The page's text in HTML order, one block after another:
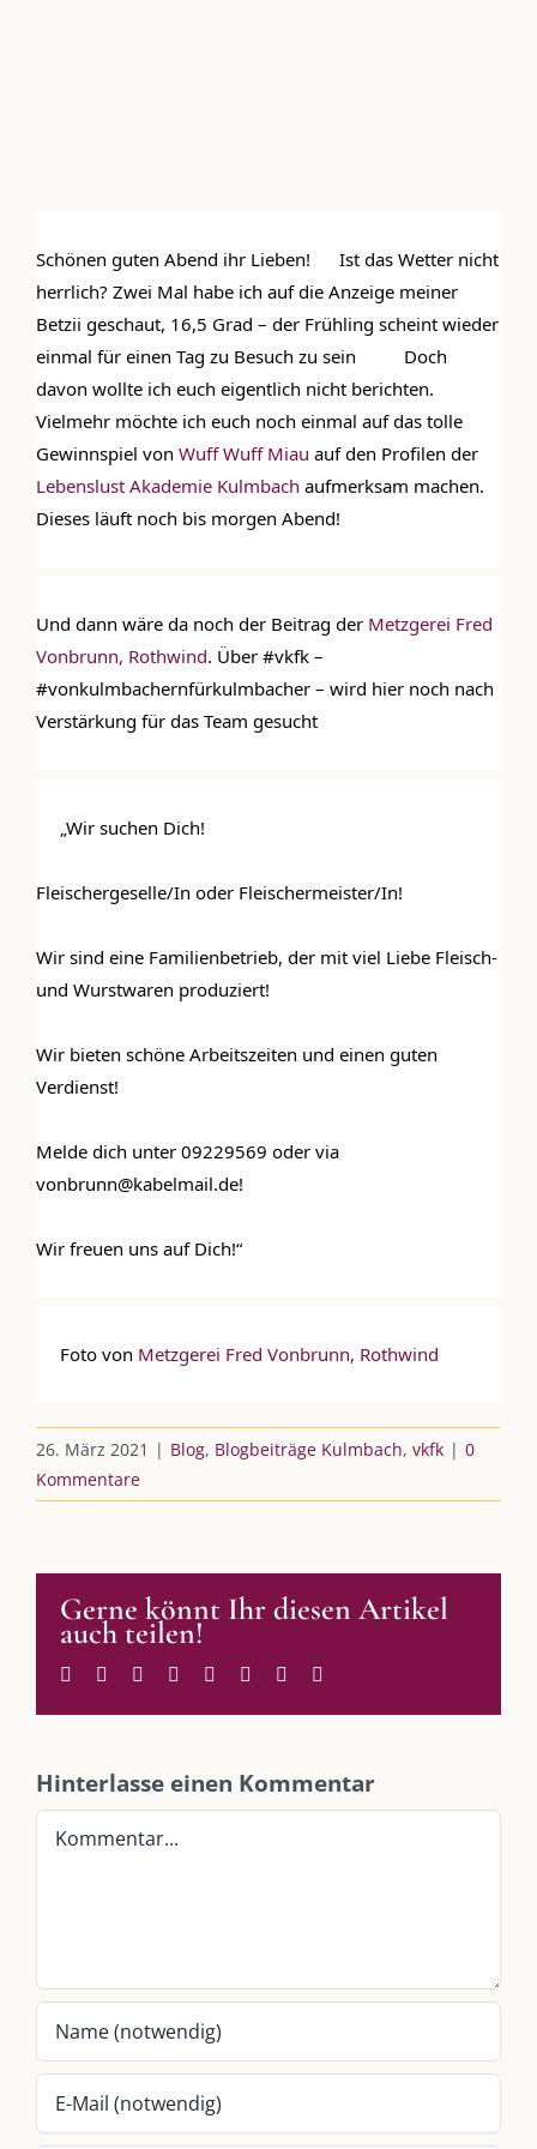
Schönen guten Abend ihr Lieben!
Ist das Wetter nicht
herrlich? Zwei Mal habe ich auf die Anzeige meiner
Betzii geschaut, 16,5 Grad – der Frühling scheint wieder
einmal für einen Tag zu Besuch zu sein
Doch
davon wollte ich euch eigentlich nicht berichten.
Vielmehr möchte ich euch noch einmal auf das tolle
Gewinnspiel von Wuff Wuff Miau
Lebenslust Akademie Kulmbach aufmerksam machen.
Dieses läuft noch bis morgen Abend!
Und dann wäre da noch der Beitrag der Metzgerei Fred
Vonbrunn, Rothwind. Über #vkfk –
#vonkulmbachernfürkulmbacher – wird hier noch nach
Verstärkung für das Team gesucht
„Wir suchen Dich!
Fleischergeselle/In oder Fleischermeister/In!
Wir sind eine Familienbetrieb, der mit viel Liebe Fleisch-
und Wurstwaren produziert!
Wir bieten schöne Arbeitszeiten und einen guten
Verdienst!
Melde dich unter 09229569 oder via
vonbrunn@kabelmail.de!
Wir freuen uns auf Dich!“
Foto von Metzgerei Fred Vonbrunn, Rothwind
26. März 2021 | Blog, Blogbeiträge Kulmbach, vkfk | 0
Kommentare
Gerne könnt Ihr diesen Artikel
auch teilen!
Facebook
TwitterReddit LinkedInWhatsApp
TumblrPinterest
Hinterlasse einen Kommentar
Kommentar
Kulmbloggera
Kooperationen
vkfk
Immer die passende Geschenkidee – für jeden Anlass
Im Dialog mit – Jana Florence
Im Dialog mit – Nicole Putschky-Kaiser
Am einfachsten bin ich per Mail und über WhatsApp zu erreichen.
Whatsapp:0151-21182972
„Unser Kulmbach e. V.“– Der Händlerzusammenschluss der Stadt
„Stadt Kulmbach“– Offizielles Portal unserer Heimat